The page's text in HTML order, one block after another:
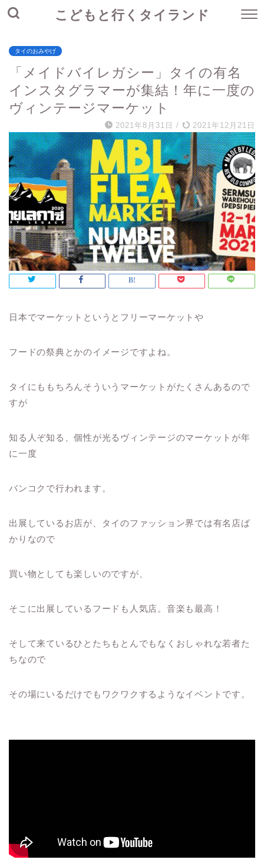
こどもと行くタイランド
タイのおみやげ
「メイドバイレガシー」タイの有名
インスタグラマーが集結！年に一度の
ヴィンテージマーケット
2021年8月31日 / 2021年12月21日
日本でマーケットというとフリーマーケットや
フードの祭典とかのイメージですよね。
タイにももちろんそういうマーケットがたくさんあるので
すが
知る人ぞ知る、個性が光るヴィンテージのマーケットが年
に一度
バンコクで行われます。
出展しているお店が、タイのファッション界では有名店ば
かりなので
買い物としても楽しいのですが、
そこに出展しているフードも人気店。音楽も最高！
そして来ているひとたちもとんでもなくおしゃれな若者た
ちなので
その場にいるだけでもワクワクするようなイベントです。